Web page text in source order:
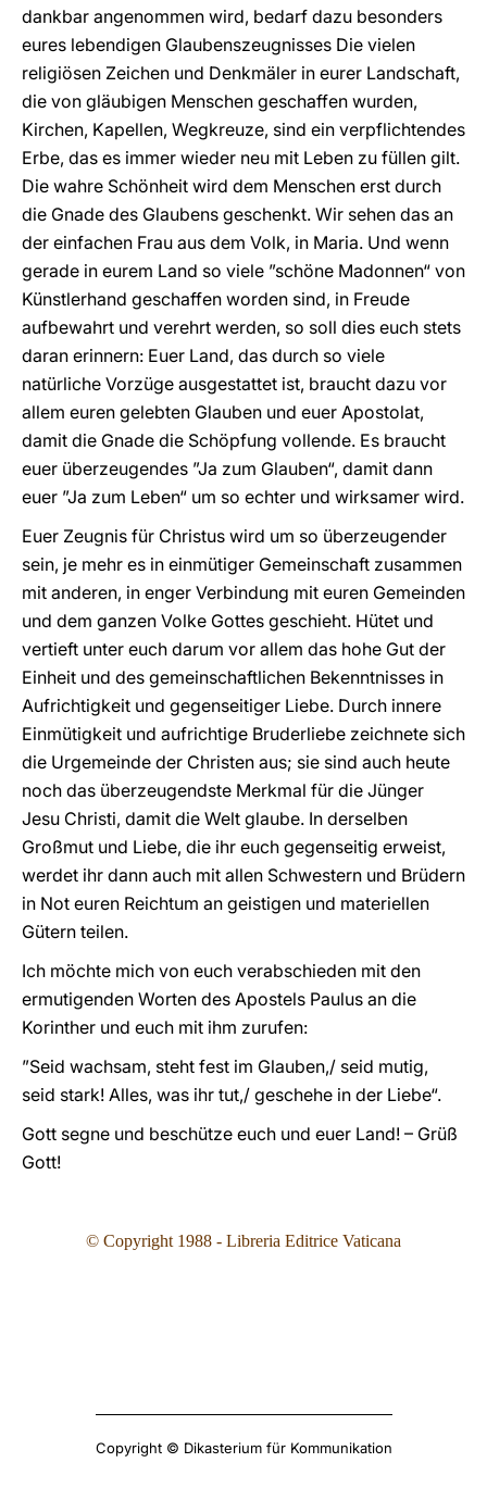
dankbar angenommen wird, bedarf dazu besonders
eures lebendigen Glaubenszeugnisses Die vielen
religiösen Zeichen und Denkmäler in eurer Landschaft,
die von gläubigen Menschen geschaffen wurden,
Kirchen, Kapellen, Wegkreuze, sind ein verpflichtendes
Erbe, das es immer wieder neu mit Leben zu füllen gilt.
Die wahre Schönheit wird dem Menschen erst durch
die Gnade des Glaubens geschenkt. Wir sehen das an
der einfachen Frau aus dem Volk, in Maria. Und wenn
gerade in eurem Land so viele ”schöne Madonnen“ von
Künstlerhand geschaffen worden sind, in Freude
aufbewahrt und verehrt werden, so soll dies euch stets
daran erinnern: Euer Land, das durch so viele
natürliche Vorzüge ausgestattet ist, braucht dazu vor
allem euren gelebten Glauben und euer Apostolat,
damit die Gnade die Schöpfung vollende. Es braucht
euer überzeugendes ”Ja zum Glauben“, damit dann
euer ”Ja zum Leben“ um so echter und wirksamer wird.
Euer Zeugnis für Christus wird um so überzeugender
sein, je mehr es in einmütiger Gemeinschaft zusammen
mit anderen, in enger Verbindung mit euren Gemeinden
und dem ganzen Volke Gottes geschieht. Hütet und
vertieft unter euch darum vor allem das hohe Gut der
Einheit und des gemeinschaftlichen Bekenntnisses in
Aufrichtigkeit und gegenseitiger Liebe. Durch innere
Einmütigkeit und aufrichtige Bruderliebe zeichnete sich
die Urgemeinde der Christen aus; sie sind auch heute
noch das überzeugendste Merkmal für die Jünger
Jesu Christi, damit die Welt glaube. In derselben
Großmut und Liebe, die ihr euch gegenseitig erweist,
werdet ihr dann auch mit allen Schwestern und Brüdern
in Not euren Reichtum an geistigen und materiellen
Gütern teilen.
Ich möchte mich von euch verabschieden mit den
ermutigenden Worten des Apostels Paulus an die
Korinther und euch mit ihm zurufen:
”Seid wachsam, steht fest im Glauben,/ seid mutig,
seid stark! Alles, was ihr tut,/ geschehe in der Liebe“.
Gott segne und beschütze euch und euer Land! – Grüß
Gott!
© Copyright 1988 - Libreria Editrice Vaticana
Copyright © Dikasterium für Kommunikation